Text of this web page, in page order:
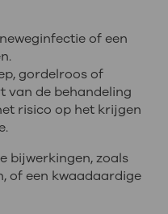
of een
gordelroos of
van de behandeling
risico op het krijgen
bijwerkingen, zoals
of een kwaadaardige